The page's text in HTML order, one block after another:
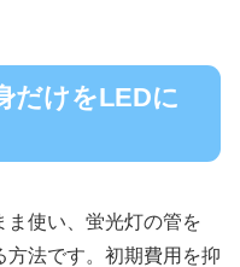
だけをLEDに
ま使い、蛍光灯の管を
方法です。初期費用を抑